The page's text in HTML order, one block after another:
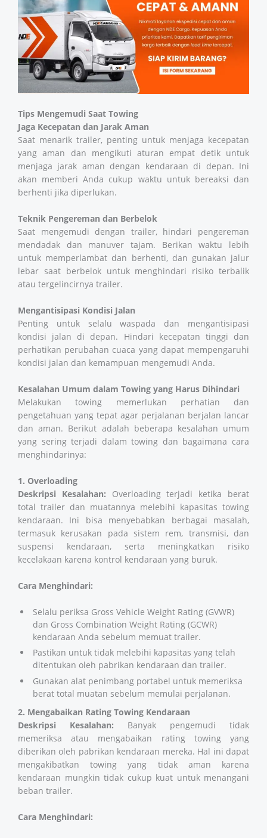
Tips Mengemudi Saat Towing
Jaga Kecepatan dan Jarak Aman
Saat menarik trailer, penting untuk menjaga kecepatan
yang aman dan mengikuti aturan empat detik untuk
menjaga jarak aman dengan kendaraan di depan. Ini
akan memberi Anda cukup waktu untuk bereaksi dan
berhenti jika diperlukan​​.
Teknik Pengereman dan Berbelok
Saat mengemudi dengan trailer, hindari pengereman
mendadak dan manuver tajam. Berikan waktu lebih
untuk memperlambat dan berhenti, dan gunakan jalur
lebar saat berbelok untuk menghindari risiko terbalik
atau tergelincirnya trailer​​​​.
Mengantisipasi Kondisi Jalan
Penting untuk selalu waspada dan mengantisipasi
kondisi jalan di depan. Hindari kecepatan tinggi dan
perhatikan perubahan cuaca yang dapat mempengaruhi
kondisi jalan dan kemampuan mengemudi Anda​​​​.
Kesalahan Umum dalam Towing yang Harus Dihindari
Melakukan towing memerlukan perhatian dan
pengetahuan yang tepat agar perjalanan berjalan lancar
dan aman. Berikut adalah beberapa kesalahan umum
yang sering terjadi dalam towing dan bagaimana cara
menghindarinya:
1. Overloading
Deskripsi Kesalahan: Overloading terjadi ketika berat
total trailer dan muatannya melebihi kapasitas towing
kendaraan. Ini bisa menyebabkan berbagai masalah,
termasuk kerusakan pada sistem rem, transmisi, dan
suspensi kendaraan, serta meningkatkan risiko
kecelakaan karena kontrol kendaraan yang buruk.
Cara Menghindari:
Selalu periksa Gross Vehicle Weight Rating (GVWR)
dan Gross Combination Weight Rating (GCWR)
kendaraan Anda sebelum memuat trailer.
Pastikan untuk tidak melebihi kapasitas yang telah
ditentukan oleh pabrikan kendaraan dan trailer.
Gunakan alat penimbang portabel untuk memeriksa
berat total muatan sebelum memulai perjalanan​​​​.
2. Mengabaikan Rating Towing Kendaraan
Deskripsi Kesalahan: Banyak pengemudi tidak
memeriksa atau mengabaikan rating towing yang
diberikan oleh pabrikan kendaraan mereka. Hal ini dapat
mengakibatkan towing yang tidak aman karena
kendaraan mungkin tidak cukup kuat untuk menangani
beban trailer.
Cara Menghindari: